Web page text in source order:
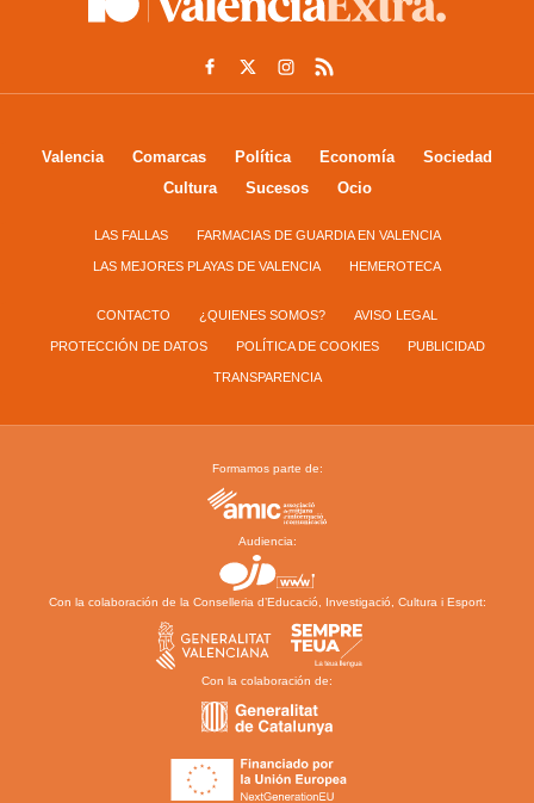
Valencia Comarcas Política Economía
Sociedad
Cultura
Sucesos Ocio
LAS FALLAS FARMACIAS DE GUARDIA EN VALENCIA
LAS MEJORES PLAYAS DE VALENCIA HEMEROTECA
CONTACTO ¿QUIENES SOMOS? AVISO LEGAL
PROTECCIÓN DE DATOS POLÍTICA DE COOKIES PUBLICIDAD
TRANSPARENCIA
Formamos parte de:
Audiencia:
Con la colaboración de la Conselleria d’Educació, Investigació, Cultura i Esport:
Con la colaboración de: